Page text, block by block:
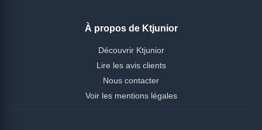
À propos de Ktjunior
Découvrir Ktjunior
Lire les avis clients
Nous contacter
Voir les mentions légales